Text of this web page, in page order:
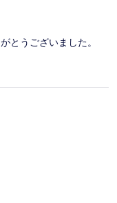
とうございました。